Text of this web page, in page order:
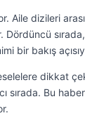
Aile dizileri
bir bakış
dikkat
sırada. Bu